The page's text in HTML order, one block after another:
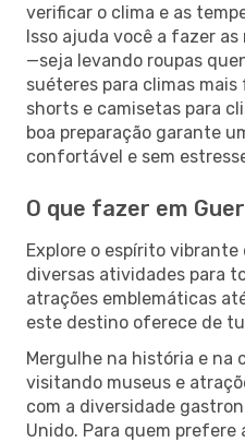
verificar o clima e as
Isso ajuda você a fazer
—seja levando roupas
suéteres para climas
shorts e camisetas para
boa preparação garante
confortável e sem
O que fazer em
Explore o espírito vibrante
diversas atividades para
atrações emblemáticas
este destino oferece de
Mergulhe na história e na
visitando museus e
com a diversidade
Unido. Para quem prefere